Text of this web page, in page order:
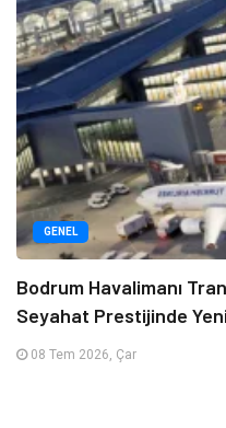
GENEL
Bodrum Havalimanı
Seyahat Prestijinde
08 Tem 2026, Çar